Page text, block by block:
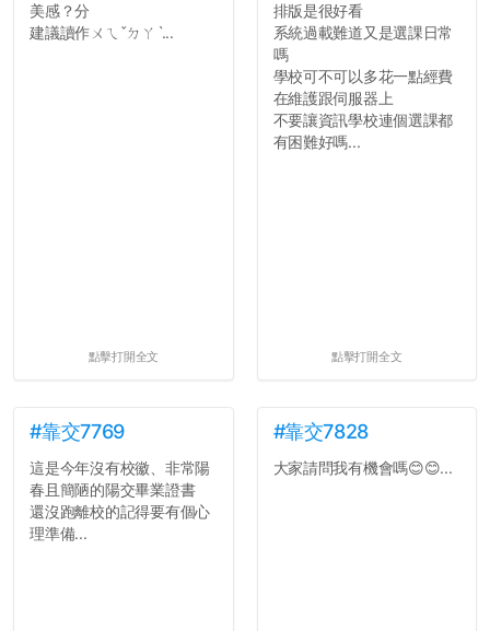
美感？分
建議讀作ㄨㄟˇㄉㄚˋ...
點擊打開全文
排版是很好看
系統過載難道又是選課日常
嗎
學校可不可以多花一點經費
在維護跟伺服器上
不要讓資訊學校連個選課都
有困難好嗎...
點擊打開全文
#靠交7769
這是今年沒有校徽、非常陽
春且簡陋的陽交畢業證書
還沒跑離校的記得要有個心
理準備...
#靠交7828
大家請問我有機會嗎😊😊...